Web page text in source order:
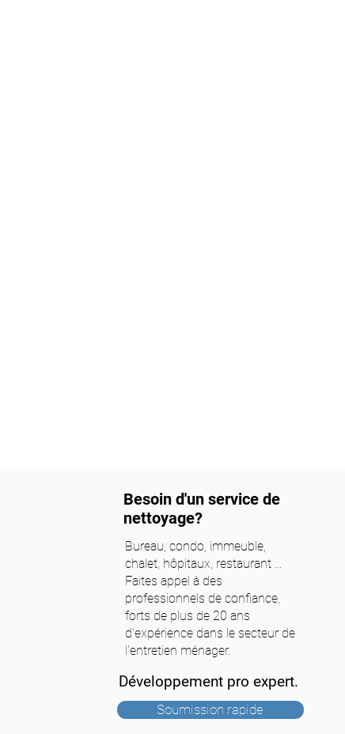
Besoin d'un service de
nettoyage?
Bureau, condo, immeuble,
chalet, hôpitaux, restaurant ...
Faites appel à des
professionnels de confiance,
forts de plus de 20 ans
d'expérience dans le secteur de
l'entretien ménager.
Développement pro expert.
Soumission rapide